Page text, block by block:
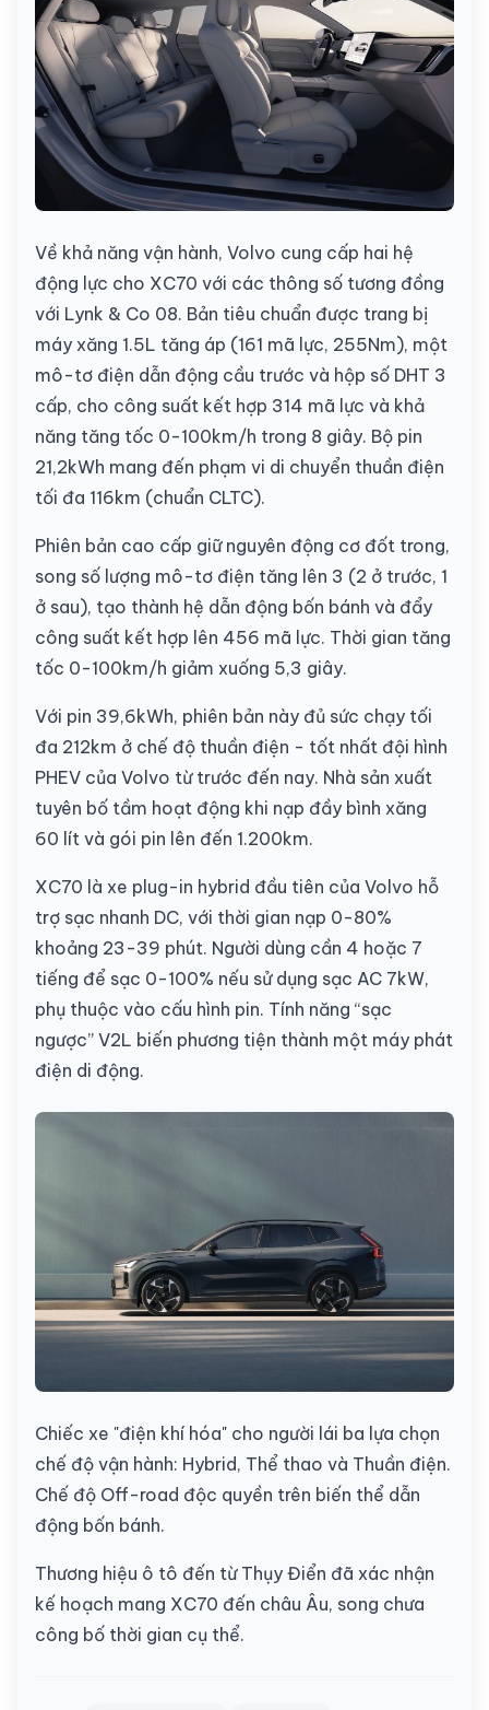
Về khả năng vận hành, Volvo cung cấp hai hệ
động lực cho XC70 với các thông số tương đồng
với Lynk & Co 08. Bản tiêu chuẩn được trang bị
máy xăng 1.5L tăng áp (161 mã lực, 255Nm), một
mô-tơ điện dẫn động cầu trước và hộp số DHT 3
cấp, cho công suất kết hợp 314 mã lực và khả
năng tăng tốc 0-100km/h trong 8 giây. Bộ pin
21,2kWh mang đến phạm vi di chuyển thuần điện
tối đa 116km (chuẩn CLTC).
Phiên bản cao cấp giữ nguyên động cơ đốt trong,
song số lượng mô-tơ điện tăng lên 3 (2 ở trước, 1
ở sau), tạo thành hệ dẫn động bốn bánh và đẩy
công suất kết hợp lên 456 mã lực. Thời gian tăng
tốc 0-100km/h giảm xuống 5,3 giây.
Với pin 39,6kWh, phiên bản này đủ sức chạy tối
đa 212km ở chế độ thuần điện - tốt nhất đội hình
PHEV của Volvo từ trước đến nay. Nhà sản xuất
tuyên bố tầm hoạt động khi nạp đầy bình xăng
60 lít và gói pin lên đến 1.200km.
XC70 là xe plug-in hybrid đầu tiên của Volvo hỗ
trợ sạc nhanh DC, với thời gian nạp 0-80%
khoảng 23-39 phút. Người dùng cần 4 hoặc 7
tiếng để sạc 0-100% nếu sử dụng sạc AC 7kW,
phụ thuộc vào cấu hình pin. Tính năng “sạc
ngược” V2L biến phương tiện thành một máy phát
điện di động.
Chiếc xe "điện khí hóa" cho người lái ba lựa chọn
chế độ vận hành: Hybrid, Thể thao và Thuần điện.
Chế độ Off-road độc quyền trên biến thể dẫn
động bốn bánh.
Thương hiệu ô tô đến từ Thụy Điển đã xác nhận
kế hoạch mang XC70 đến châu Âu, song chưa
công bố thời gian cụ thể.